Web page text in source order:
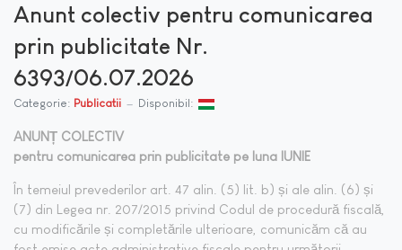
Anunt colectiv pentru comunicarea
prin publicitate Nr.
6393/06.07.2026
Categorie: Publicatii Disponibil:
ANUNȚ COLECTIV
pentru comunicarea prin publicitate pe luna IUNIE
În temeiul prevederilor art. 47 alin. (5) lit. b) și ale alin. (6) și
(7) din Legea nr. 207/2015 privind Codul de procedură fiscală,
cu modificările și completările ulterioare, comunicăm că au